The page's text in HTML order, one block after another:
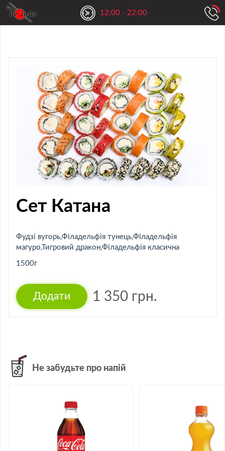
12:00 - 22:00
Сет Катана
Фудзі вугорь,Філадельфія тунець,Філадельфія
магуро,Тигровий дракон,Філадельфія класична
1500г
1 350 грн.
Не забудьте про напій